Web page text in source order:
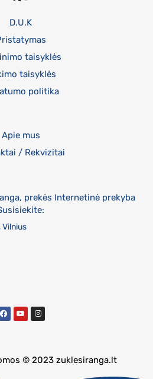
D.U.K
taisyklės
taisyklės
politika
Apie mus
/ Rekvizitai
prekės Internetinė prekyba
Vilnius
© 2023 zuklesiranga.lt